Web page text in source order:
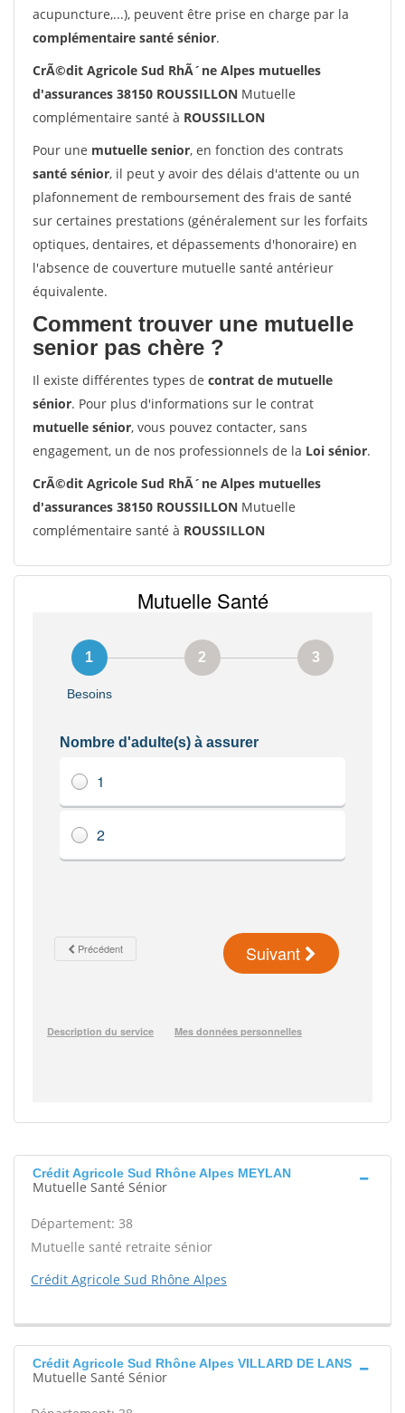
acupuncture,...), peuvent être prise en charge par la
complémentaire santé sénior.
CrÃ©dit Agricole Sud RhÃ´ne Alpes mutuelles
d'assurances 38150 ROUSSILLON Mutuelle
complémentaire santé à ROUSSILLON
Pour une mutuelle senior, en fonction des contrats
santé sénior, il peut y avoir des délais d'attente ou un
plafonnement de remboursement des frais de santé
sur certaines prestations (généralement sur les forfaits
optiques, dentaires, et dépassements d'honoraire) en
l'absence de couverture mutuelle santé antérieur
équivalente.
Comment trouver une mutuelle
senior pas chère ?
Il existe différentes types de contrat de mutuelle
sénior. Pour plus d'informations sur le contrat
mutuelle sénior, vous pouvez contacter, sans
engagement, un de nos professionnels de la Loi sénior.
CrÃ©dit Agricole Sud RhÃ´ne Alpes mutuelles
d'assurances 38150 ROUSSILLON Mutuelle
complémentaire santé à ROUSSILLON
Crédit Agricole Sud Rhône Alpes MEYLAN
Mutuelle Santé Sénior
Département: 38
Mutuelle santé retraite sénior
Crédit Agricole Sud Rhône Alpes
Crédit Agricole Sud Rhône Alpes VILLARD DE LANS
Mutuelle Santé Sénior